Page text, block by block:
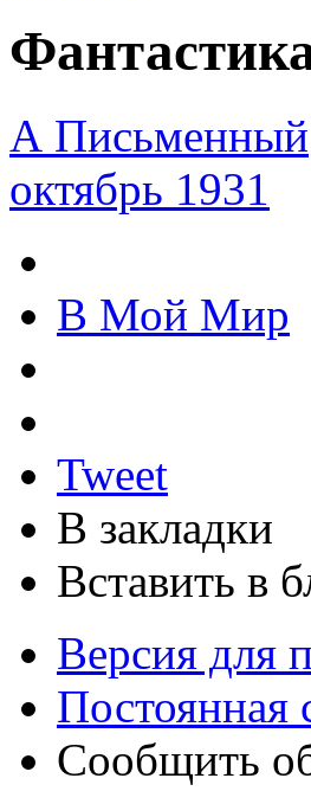
А Письменный
октябрь 1931
В Мой Мир
Tweet
В закладки
Вставить в
Версия для
Постоянная
Сообщить